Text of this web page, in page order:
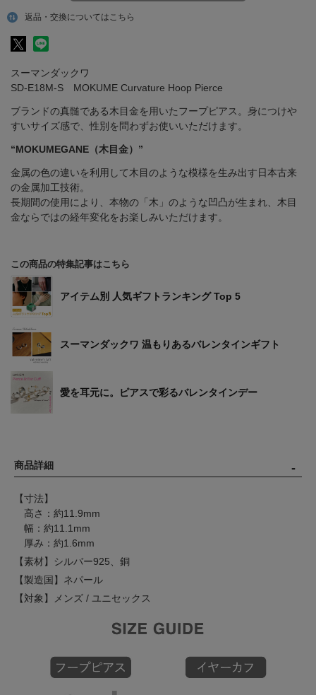
返品・交換についてはこちら
スーマンダックワ
SD-E18M-S MOKUME Curvature Hoop Pierce
ブランドの真髄である木目金を用いたフープピアス。身につけや
すいサイズ感で、性別を問わずお使いいただけます。
“MOKUMEGANE（木目金）”
金属の色の違いを利用して木目のような模様を生み出す日本古来
の金属加工技術。
長期間の使用により、本物の「木」のような凹凸が生まれ、木目
金ならではの経年変化をお楽しみいただけます。
この商品の特集記事はこちら
アイテム別 人気ギフトランキング Top 5
スーマンダックワ 温もりあるバレンタインギフト
愛を耳元に。ピアスで彩るバレンタインデー
商品詳細
【寸法】
高さ：約11.9mm
幅：約11.1mm
厚み：約1.6mm
【素材】シルバー925、銅
【製造国】ネパール
【対象】メンズ / ユニセックス